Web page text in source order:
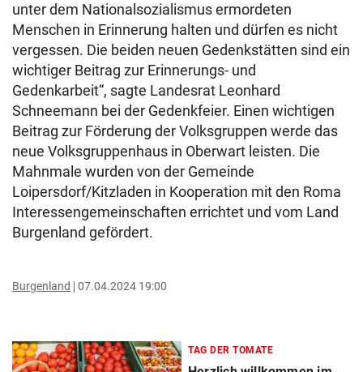
unter dem Nationalsozialismus ermordeten
Menschen in Erinnerung halten und dürfen es nicht
vergessen. Die beiden neuen Gedenkstätten sind ein
wichtiger Beitrag zur Erinnerungs- und
Gedenkarbeit“, sagte Landesrat Leonhard
Schneemann bei der Gedenkfeier. Einen wichtigen
Beitrag zur Förderung der Volksgruppen werde das
neue Volksgruppenhaus in Oberwart leisten. Die
Mahnmale wurden von der Gemeinde
Loipersdorf/Kitzladen in Kooperation mit den Roma
Interessengemeinschaften errichtet und vom Land
Burgenland gefördert.
Burgenland 07.04.2024 19:00
TAG DER TOMATE